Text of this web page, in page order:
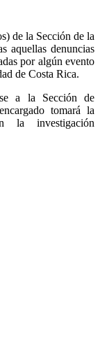
de la Sección de la
aquellas denuncias
por algún evento
de Costa Rica.
a la Sección de
tomará la
la investigación